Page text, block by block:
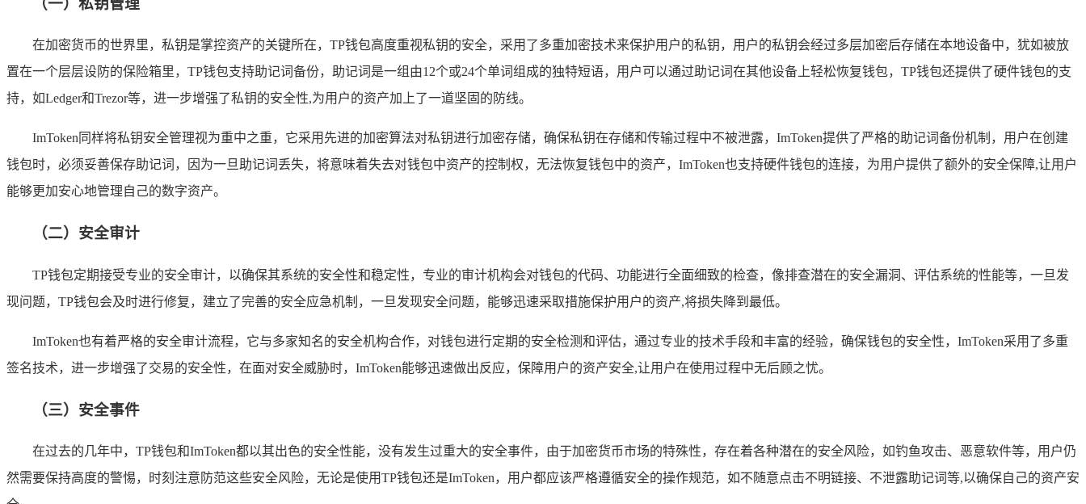
在加密货币的世界里，私钥是掌控资产的关键所在，TP钱包高度重视私钥的安全，采用了多重加密技术来保护用户的私钥，用户的私钥会经过多层加密后存储在本地设备中，犹如被放
置在一个层层设防的保险箱里，TP钱包支持助记词备份，助记词是一组由12个或24个单词组成的独特短语，用户可以通过助记词在其他设备上轻松恢复钱包，TP钱包还提供了硬件钱包的支
持，如Ledger和Trezor等，进一步增强了私钥的安全性,为用户的资产加上了一道坚固的防线。
ImToken同样将私钥安全管理视为重中之重，它采用先进的加密算法对私钥进行加密存储，确保私钥在存储和传输过程中不被泄露，ImToken提供了严格的助记词备份机制，用户在创建
钱包时，必须妥善保存助记词，因为一旦助记词丢失，将意味着失去对钱包中资产的控制权，无法恢复钱包中的资产，ImToken也支持硬件钱包的连接，为用户提供了额外的安全保障,让用户
能够更加安心地管理自己的数字资产。
（二）安全审计
TP钱包定期接受专业的安全审计，以确保其系统的安全性和稳定性，专业的审计机构会对钱包的代码、功能进行全面细致的检查，像排查潜在的安全漏洞、评估系统的性能等，一旦发
现问题，TP钱包会及时进行修复，建立了完善的安全应急机制，一旦发现安全问题，能够迅速采取措施保护用户的资产,将损失降到最低。
ImToken也有着严格的安全审计流程，它与多家知名的安全机构合作，对钱包进行定期的安全检测和评估，通过专业的技术手段和丰富的经验，确保钱包的安全性，ImToken采用了多重
签名技术，进一步增强了交易的安全性，在面对安全威胁时，ImToken能够迅速做出反应，保障用户的资产安全,让用户在使用过程中无后顾之忧。
（三）安全事件
在过去的几年中，TP钱包和ImToken都以其出色的安全性能，没有发生过重大的安全事件，由于加密货币市场的特殊性，存在着各种潜在的安全风险，如钓鱼攻击、恶意软件等，用户仍
然需要保持高度的警惕，时刻注意防范这些安全风险，无论是使用TP钱包还是ImToken，用户都应该严格遵循安全的操作规范，如不随意点击不明链接、不泄露助记词等,以确保自己的资产安